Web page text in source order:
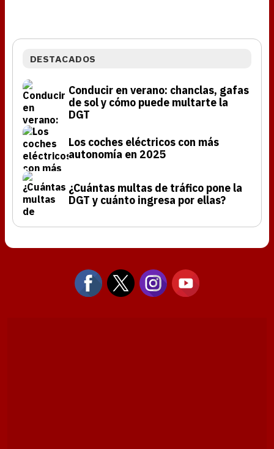
DESTACADOS
Conducir en verano: chanclas, gafas
de sol y cómo puede multarte la
DGT
Los coches eléctricos con más
autonomía en 2025
¿Cuántas multas de tráfico pone la
DGT y cuánto ingresa por ellas?